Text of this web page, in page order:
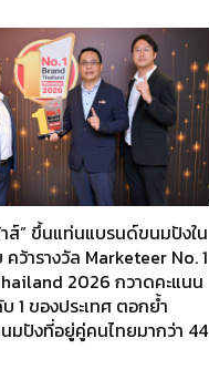
ส์” ขึ้นแท่นแบรนด์ขนมปังใน
คว้ารางวัล Marketeer No. 1
2026 กวาดคะแนน
1 ของประเทศ ตอกย้ำ
มปังที่อยู่คู่คนไทยมากว่า 44